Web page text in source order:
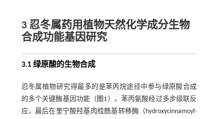
3 忍冬属药用植物天然化学成分生物
合成功能基因研究
3.1 绿原酸的生物合成
忍冬属植物研究得最多的是苯丙烷途径中参与绿原酸合成
的多个关键酶基因功能（ 图1 ）。苯丙氨酸经过多步级联反
应，最后在奎宁酸羟基肉桂酰基转移酶（hydroxycinnamoyl-